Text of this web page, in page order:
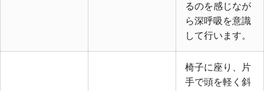
るのを感じなが
ら深呼吸を意識
して行います。
椅子に座り、片
手で頭を軽く斜